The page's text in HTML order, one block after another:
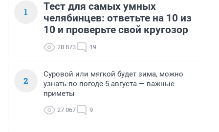
1
Тест для самых умных
челябинцев: ответьте на 10 из
10 и проверьте свой кругозор
28 873 19
2
Суровой или мягкой будет зима, можно
узнать по погоде 5 августа — важные
приметы
27 067 9